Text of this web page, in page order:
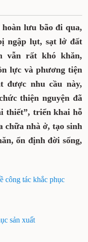
hoàn lưu bão đi qua,
ngập lụt, sạt lở đất
vẫn rất khó khăn,
lực và phương tiện
được nhu cầu này,
thiện nguyện đã
thiết”, triển khai hỗ
chữa nhà ở, tạo sinh
ổn định đời sống,
công tác khắc phục
sản xuất